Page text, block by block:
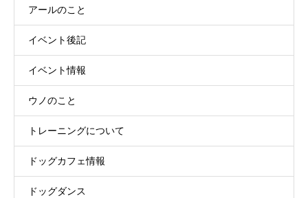
アールのこと
イベント後記
イベント情報
ウノのこと
トレーニングについて
ドッグカフェ情報
ドッグダンス